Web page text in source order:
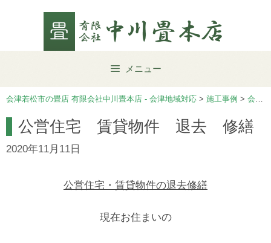
メニュー
会津若松市の畳店 有限会社中川畳本店 - 会津地域対応 > 施工事例 > 会津坂下町
公営住宅 賃貸物件 退去 修繕
2020年11月11日
公営住宅・賃貸物件の退去修繕
現在お住まいの